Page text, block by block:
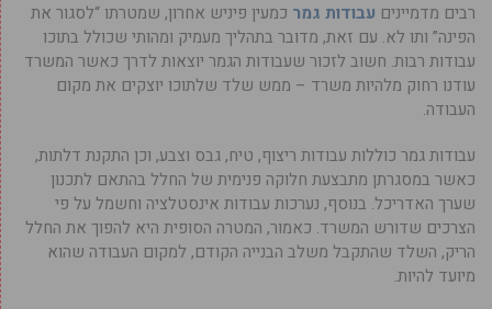
רבים מדמיינים עבודות גמר כמעין פיניש אחרון, שמטרתו “לסגור את
הפינה” ותו לא. עם זאת, מדובר בתהליך מעמיק ומהותי שכולל בתוכו
עבודות רבות. חשוב לזכור שעבודות הגמר יוצאות לדרך כאשר המשרד
עודנו רחוק מלהיות משרד – ממש שלד שלתוכו יוצקים את מקום
העבודה.
עבודות גמר כוללות עבודות ריצוף, טיח, גבס וצבע, וכן התקנת דלתות,
כאשר במסגרתן מתבצעת חלוקה פנימית של החלל בהתאם לתכנון
שערך האדריכל. בנוסף, נערכות עבודות אינסטלציה וחשמל על פי
הצרכים שדורש המשרד. כאמור, המטרה הסופית היא להפוך את החלל
הריק, השלד שהתקבל משלב הבנייה הקודם, למקום העבודה שהוא
מיועד להיות.